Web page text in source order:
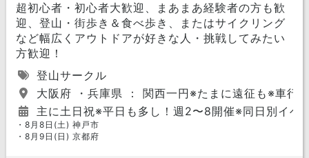
超初心者・初心者大歓迎、まあまあ経験者の方も歓
迎、登山・街歩き＆食べ歩き、またはサイクリング
など幅広くアウトドアが好きな人・挑戦してみたい
方歓迎！
登山サークル
大阪府 ・兵庫県 ： 関西一円※たまに遠征も※車行
主に土日祝※平日も多し！週2〜8開催※同日別イベ
・8月8日(土) 神戸市
・8月9日(日) 京都府